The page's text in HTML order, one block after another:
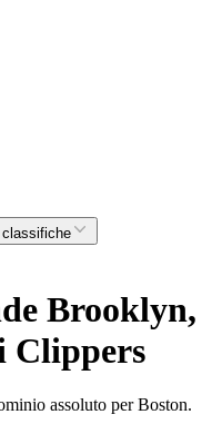
Brooklyn,
Clippers
assoluto per Boston.